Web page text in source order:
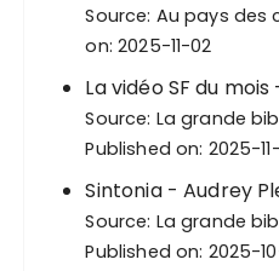
Source: Au pays des
on: 2025-11-02
La vidéo SF du
Source: La grande
Published on: 2025-
Sintonia - Audrey
Source: La grande
Published on: 2025-